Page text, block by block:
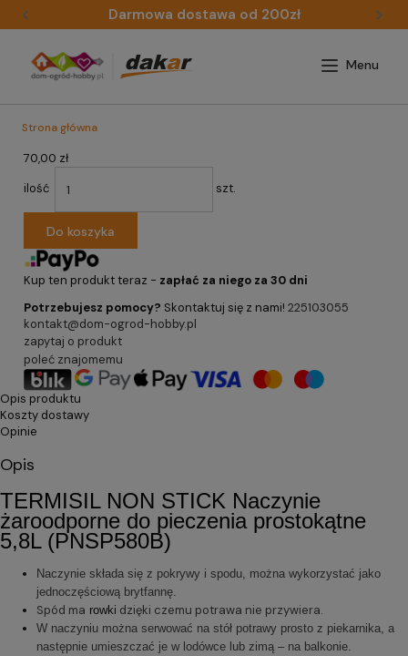
Darmowa dostawa od 200zł
Strona główna
70,00 zł
ilość
szt.
Do koszyka
Kup ten produkt teraz - zapłać za niego za 30 dni
Potrzebujesz pomocy? Skontaktuj się z nami! 225103055
kontakt@dom-ogrod-hobby.pl
zapytaj o produkt
poleć znajomemu
Opis produktu
Koszty dostawy
Opinie
Opis
TERMISIL NON STICK Naczynie
żaroodporne do pieczenia prostokątne
5,8L (PNSP580B)
Naczynie składa się z pokrywy i spodu, można wykorzystać jako
jednoczęściową brytfannę.
Spód ma rowki dzięki czemu potrawa nie przywiera.
W naczyniu można serwować na stół potrawy prosto z piekarnika, a
następnie umieszczać je w lodówce lub zimą – na balkonie.